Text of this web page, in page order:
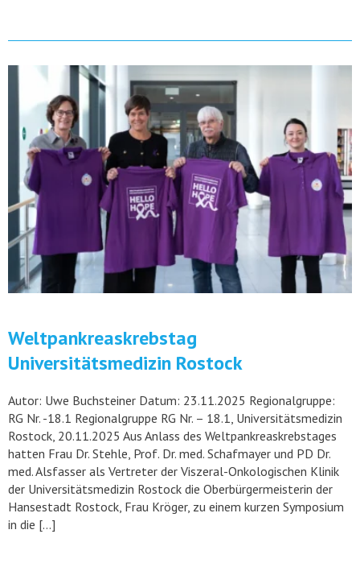
Weltpankreaskrebstag
Universitätsmedizin Rostock
Autor: Uwe Buchsteiner Datum: 23.11.2025 Regionalgruppe:
RG Nr. -18.1 Regionalgruppe RG Nr. – 18.1, Universitätsmedizin
Rostock, 20.11.2025 Aus Anlass des Weltpankreaskrebstages
hatten Frau Dr. Stehle, Prof. Dr. med. Schafmayer und PD Dr.
med. Alsfasser als Vertreter der Viszeral-Onkologischen Klinik
der Universitätsmedizin Rostock die Oberbürgermeisterin der
Hansestadt Rostock, Frau Kröger, zu einem kurzen Symposium
in die […]